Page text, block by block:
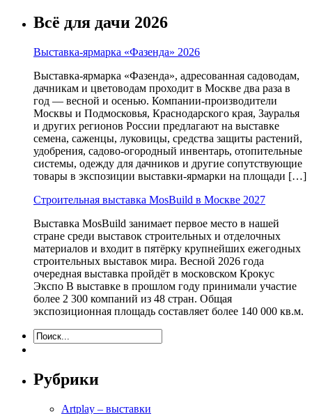
Всё для дачи 2026
Выставка-ярмарка «Фазенда» 2026
Выставка-ярмарка «Фазенда», адресованная садоводам,
дачникам и цветоводам проходит в Москве два раза в
год — весной и осенью. Компании-производители
Москвы и Подмосковья, Краснодарского края, Зауралья
и других регионов России предлагают на выставке
семена, саженцы, луковицы, средства защиты растений,
удобрения, садово-огородный инвентарь, отопительные
системы, одежду для дачников и другие сопутствующие
товары в экспозиции выставки-ярмарки на площади […]
Строительная выставка MosBuild в Москве 2027
Выставка MosBuild занимает первое место в нашей
стране среди выставок строительных и отделочных
материалов и входит в пятёрку крупнейших ежегодных
строительных выставок мира. Весной 2026 года
очередная выставка пройдёт в московском Крокус
Экспо В выставке в прошлом году принимали участие
более 2 300 компаний из 48 стран. Общая
экспозиционная площадь составляет более 140 000 кв.м.
Рубрики
Artplay – выставки